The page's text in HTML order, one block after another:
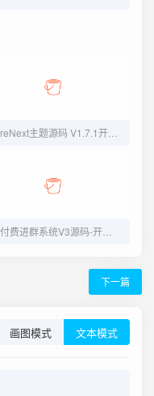
下一篇
画图模式 文本模式